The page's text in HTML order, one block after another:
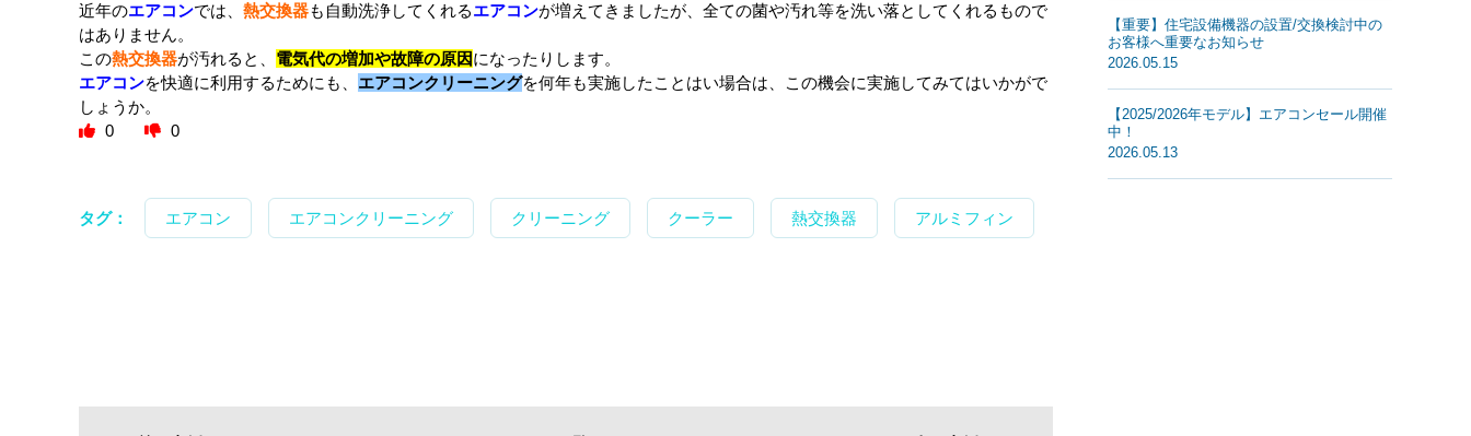
近年のエアコンでは、 熱交換器も自動洗浄してくれるエアコンが増えてきましたが、全ての菌や汚れ等を洗い落としてくれるもので
はありません。
この熱交換器が汚れると、 電気代の増加や故障の原因になったりします。
エアコンを快適に利用するためにも、 エアコンクリーニングを何年も実施したことはい場合は、この機会に実施してみてはいかがで
しょうか。
0
0
タグ： エアコン エアコンクリーニング クリーニング クーラー 熱交換器 アルミフィン
【重要】住宅設備機器の設置/交換検討中の
お客様へ重要なお知らせ
2026.05.15
【2025/2026年モデル】エアコンセール開催
中！
2026.05.13